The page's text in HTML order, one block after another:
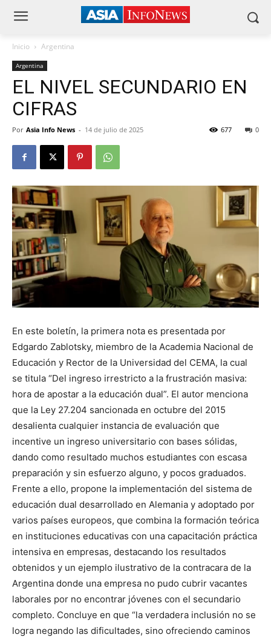
Inicio Argentina
Argentina
EL NIVEL SECUNDARIO EN
CIFRAS
Por Asia Info News - 14 de julio de 2025 0
677
En este boletín, la primera nota es presentada por
Edgardo Zablotsky, miembro de la Academia Nacional de
Educación y Rector de la Universidad del CEMA, la cual
se titula “Del ingreso irrestricto a la frustración masiva:
hora de apostar a la educación dual”. El autor menciona
que la Ley 27.204 sancionada en octubre del 2015
desalienta cualquier instancia de evaluación que
incentive un ingreso universitario con bases sólidas,
dando como resultado muchos estudiantes con escasa
preparación y sin esfuerzo alguno, y pocos graduados.
Frente a ello, propone la implementación del sistema de
educación dual desarrollado en Alemania y adoptado por
varios países europeos, que combina la formación teórica
en instituciones educativas con una capacitación práctica
intensiva en empresas, destacando los resultados
obtenidos y un ejemplo ilustrativo de la contracara de la
Argentina donde una empresa no pudo cubrir vacantes
laborales por no encontrar jóvenes con el secundario
completo. Concluye en que “la verdadera inclusión no se
logra negando las dificultades, sino ofreciendo caminos